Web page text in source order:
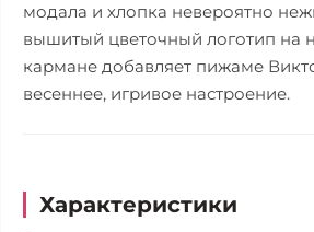
модала и хлопка невероятно
вышитый цветочный логотип на
кармане добавляет пижаме
весеннее, игривое настроение.
Характеристики